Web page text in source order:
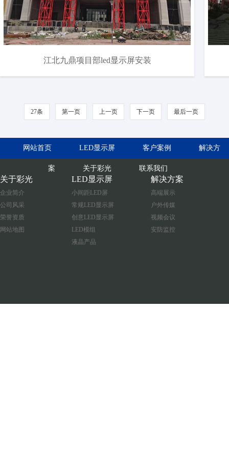
江北九鼎项目部led显示屏安装
27条 第一页 上一页 下一页 最后一页
网站首页 LED显示屏 客户案例 解决方
案 关于彩光 联系我们
关于彩光
企业简介
公司风采
荣誉资质
网站地图
LED显示屏
小间距LED屏
常规LED显示屏
创意LED显示屏
LED模组
液晶产品
解决方案
高端展示
户外传媒
视频会议
安防监控